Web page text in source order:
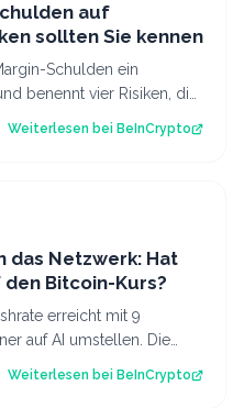
auf
sollten Sie kennen
Schulden ein
benennt vier Risiken, die
Weiterlesen bei BeInCrypto
das Netzwerk: Hat
Bitcoin-Kurs?
erreicht mit 9
auf AI umstellen. Die
Weiterlesen bei BeInCrypto